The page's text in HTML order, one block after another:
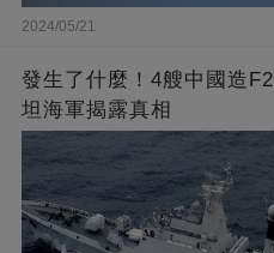
2024/05/21
發生了什麼！4艘中國造
坦海軍揭露真相